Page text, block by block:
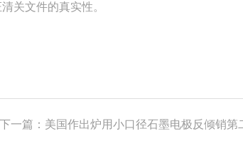
关文件的真实性。